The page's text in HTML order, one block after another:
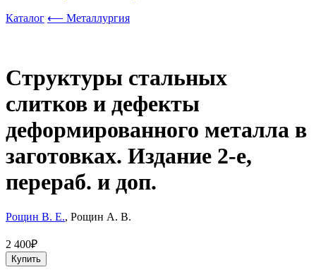
Каталог ⟵ Металлургия
Структуры стальных
слитков и дефекты
деформированного металла в
заготовках. Издание 2-е,
перераб. и доп.
Рощин В. Е., Рощин А. В.
2 400₽
Купить